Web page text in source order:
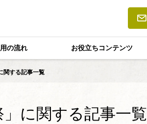
の流れ お役立ちコンテンツ
関する記事一覧
」に関する記事一覧